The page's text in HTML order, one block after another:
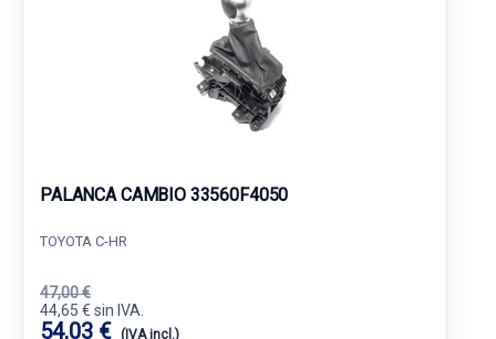
PALANCA CAMBIO 33560F4050
TOYOTA C-HR
47,00 €
44,65 € sin IVA.
54,03 € (IVA incl.)